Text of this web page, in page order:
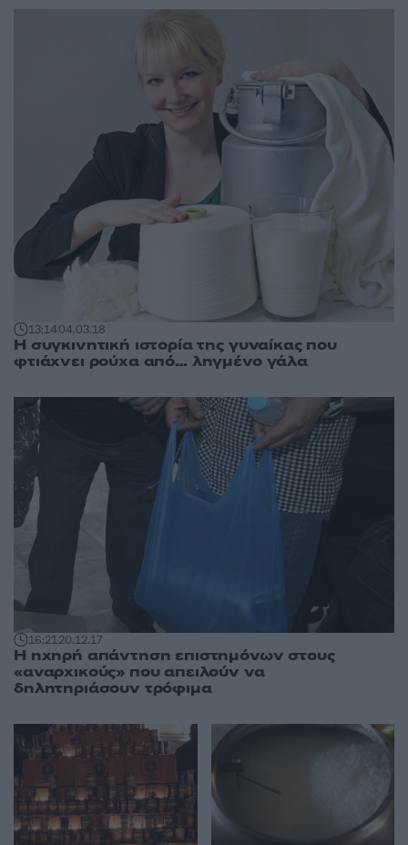
13:1404.03.18
Η συγκινητική ιστορία της γυναίκας που
φτιάχνει ρούχα από… ληγμένο γάλα
16:2120.12.17
Η ηχηρή απάντηση επιστημόνων στους
«αναρχικούς» που απειλούν να
δηλητηριάσουν τρόφιμα